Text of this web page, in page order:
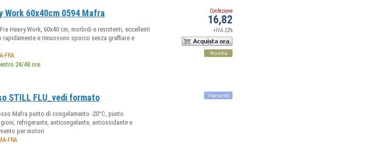
Work 60x40cm 0594 Mafra
Heavy Work, 60x40 cm, morbidi e resistenti, eccellenti
e rimuovono sporco senza graffiare e
FRA
24/48 ore
Confezione
16,82
+IVA 22%
STILL FLU_vedi formato
Mafra punto di congelamento -20°C, punto
refrigerante, anticongelante, antiossidante e
per motori
FRA